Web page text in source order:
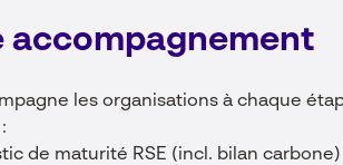
accompagnement
les organisations à chaque
de maturité RSE (incl. bilan carbone)